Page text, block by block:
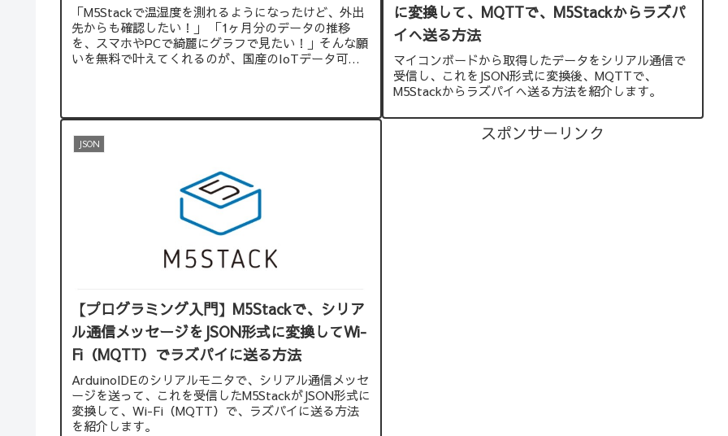
「M5Stackで温湿度を測れるようになったけど、外出
先からも確認したい！」 「1ヶ月分のデータの推移
を、スマホやPCで綺麗にグラフで見たい！」そんな願
いを無料で叶えてくれるのが、国産のIoTデータ可視
ます。
に変換して、MQTTで、M5Stackからラズパ
イへ送る方法
マイコンボードから取得したデータをシリアル通信で
受信し、これをJSON形式に変換後、MQTTで、
M5Stackからラズパイへ送る方法を紹介します。
JSON
【プログラミング入門】M5Stackで、シリア
ル通信メッセージをJSON形式に変換してWi-
Fi（MQTT）でラズパイに送る方法
ArduinoIDEのシリアルモニタで、シリアル通信メッセ
ージを送って、これを受信したM5StackがJSON形式に
変換して、Wi-Fi（MQTT）で、ラズパイに送る方法
を紹介します。
スポンサーリンク